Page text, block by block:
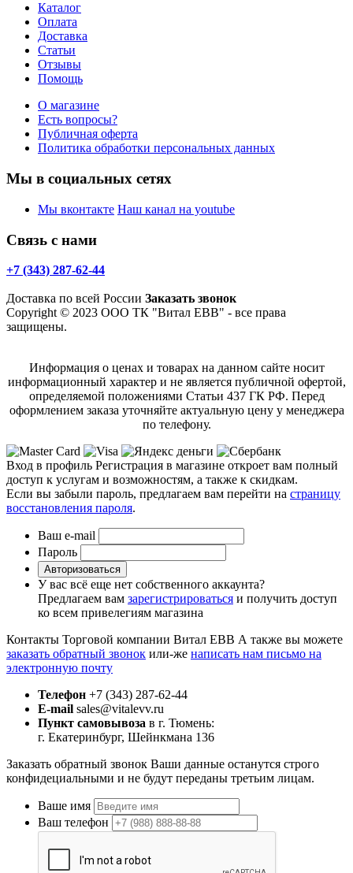
Каталог
Оплата
Доставка
Статьи
Отзывы
Помощь
О магазине
Есть вопросы?
Публичная оферта
Политика обработки персональных данных
Мы в социальных сетях
Мы вконтакте Наш канал на youtube
Связь с нами
+7 (343) 287-62-44
Доставка по всей России Заказать звонок
Copyright © 2023 ООО ТК "Витал ЕВВ" - все права
защищены.
Информация о ценах и товарах на данном сайте носит
информационный характер и не является публичной офертой,
определяемой положениями Статьи 437 ГК РФ. Перед
оформлением заказа уточняйте актуальную цену у менеджера
по телефону.
Вход в профиль Регистрация в магазине откроет вам полный
доступ к услугам и возможностям, а также к скидкам.
Если вы забыли пароль, предлагаем вам перейти на страницу
восстановления пароля.
Ваш e-mail
Пароль
Авторизоваться
У вас всё еще нет собственного аккаунта?
Предлагаем вам зарегистрироваться и получить доступ
ко всем привелегиям магазина
Контакты Торговой компании Витал ЕВВ А также вы можете
заказать обратный звонок или-же написать нам письмо на
электронную почту
Телефон +7 (343) 287-62-44
E-mail sales@vitalevv.ru
Пункт самовывоза в г. Тюмень:
г. Екатеринбург, Шейнкмана 136
Заказать обратный звонок Ваши данные останутся строго
конфидециальными и не будут переданы третьим лицам.
Ваше имя
Ваш телефон